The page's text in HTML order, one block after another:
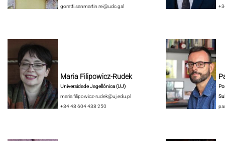
goretti.sanmartin.rei@udc.gal
Maria Filipowicz-Rudek
Universidade Jagellónica (UJ)
maria.filipowicz-rudek@uj.edu.pl
+34 48 604 438 250
Sul